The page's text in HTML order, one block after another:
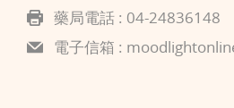
藥局電話 : 04-24836148
電子信箱 :